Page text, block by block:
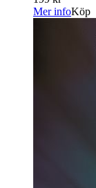
Mer infoKöp